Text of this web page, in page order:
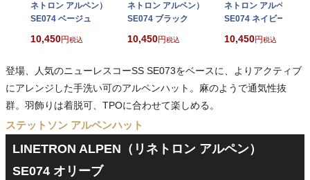
ネトロン アルペン）
SE074 ベージュ
10,450 税込
ネトロン アルペン）
SE074 ブラック
10,450 税込
ネトロン アルペン）
SE074 ネイビー
10,450 税込
登場、人気のニューレスコーSS SE073をベースに、よりアクティブ
にアレンジした手洗い可のアルペンハット。麻のようで通気性抜
群。羽飾りは着脱可、TPOに合わせて楽しめる。
ステットソン アルペンハット
LINETRON ALPEN（リネトロン アルペン）
SE074 オリーブ